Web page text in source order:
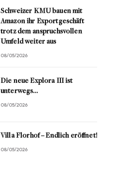
Schweizer KMU bauen mit
Amazon ihr Exportgeschäft
trotz dem anspruchsvollen
Umfeld weiter aus
08/05/2026
Die neue Explora III ist
unterwegs…
08/05/2026
Villa Florhof – Endlich eröffnet!
08/05/2026